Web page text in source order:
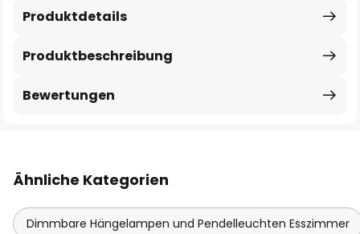
Produktbeschreibung
Produktdetails
Bewertungen
Ähnliche Kategorien
Dimmbare Hängelampen und Pendelleuchten Esszimmer